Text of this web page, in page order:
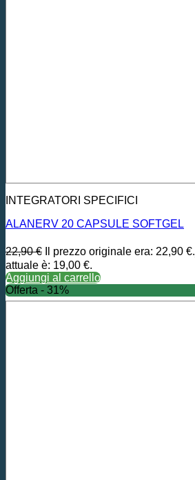
INTEGRATORI SPECIFICI
ALANERV 20 CAPSULE SOFTGEL
22,90€ Il prezzo originale era: 22,90 €.
attuale è: 19,00 €.
Aggiungi al carrello
Offerta - 31%